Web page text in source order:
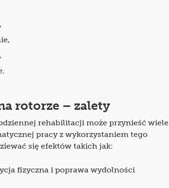
rotorze – zalety
rehabilitacji może przynieść wiele
pracy z wykorzystaniem tego
się efektów takich jak:
fizyczna i poprawa wydolności